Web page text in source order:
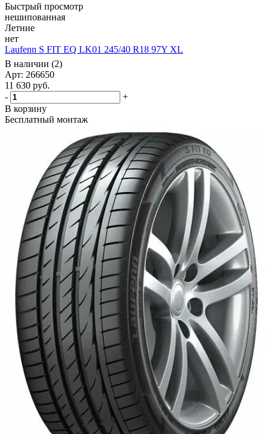
Быстрый просмотр
нешипованная
Летние
нет
Laufenn S FIT EQ LK01 245/40 R18 97Y XL
В наличии (2)
Арт: 266650
11 630 руб.
-
+
В корзину
Бесплатный монтаж